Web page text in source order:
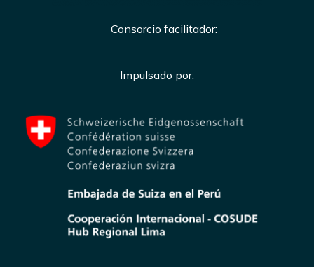
Consorcio facilitador:
Impulsado por: